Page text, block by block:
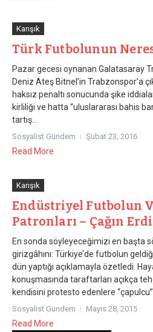
Karışık
Türk Futbolunun
Pazar gecesi oynanan Galatasaray
Deniz Ateş Bitnel’in Trabzonspor’a
haksız penaltı sonucunda şike
kirliliği ve hatta “uluslararası bahis
tartış...
Sosyalist Gündem Şubat 23, 2016
Read More
Karışık
Endüstriyel Futbolun
Patronları – Çağın
En sonda söyleyeceğimizi en başta
girizgâhını: Türkiye’de futbolun
dün yaptığı açıklamayla özetledi.
konuşmasında taraftarları açıkça
kendisini protesto edenlere “çapulcu”
Sosyalist Gündem Mayıs 28, 2015
Read More